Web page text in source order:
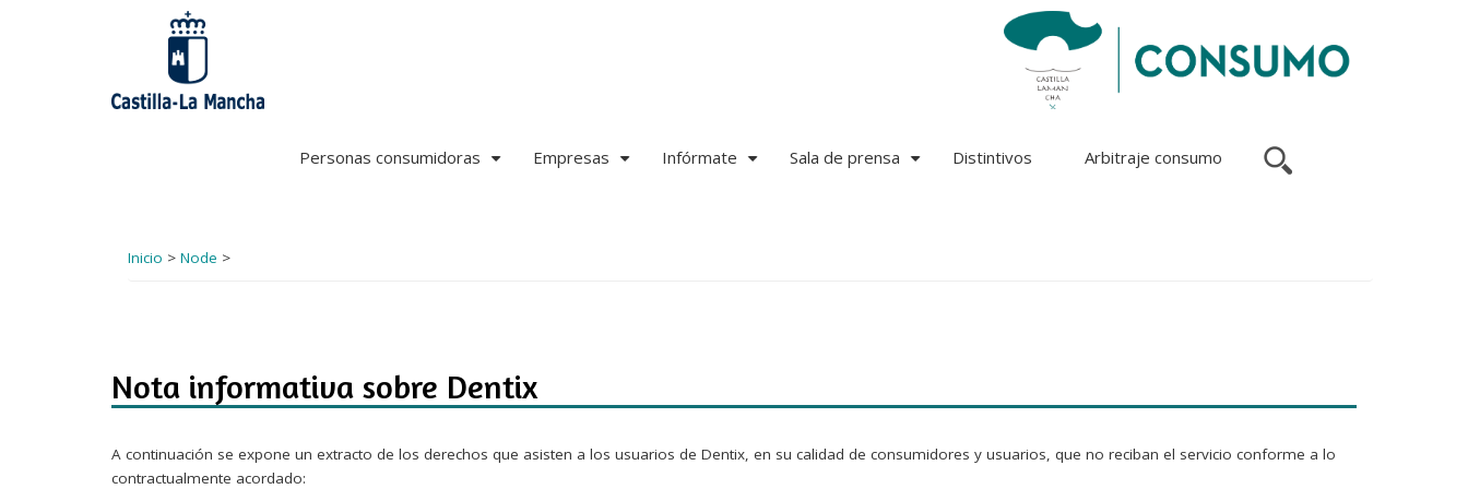
Personas consumidoras Empresas Infórmate Sala de prensa Distintivos Arbitraje consumo
Inicio > Node >
Nota informativa sobre Dentix
A continuación se expone un extracto de los derechos que asisten a los usuarios de Dentix, en su calidad de consumidores y usuarios, que no reciban el servicio conforme a lo
contractualmente acordado: